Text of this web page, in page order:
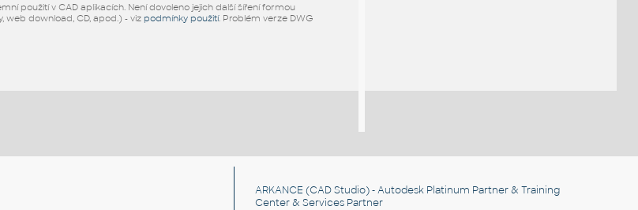
použití v CAD aplikacích. Není dovoleno jejich další šíření formou
web download, CD, apod.) - viz podmínky použití. Problém verze DWG
ARKANCE (CAD Studio) - Autodesk Platinum Partner & Training
Center & Services Partner